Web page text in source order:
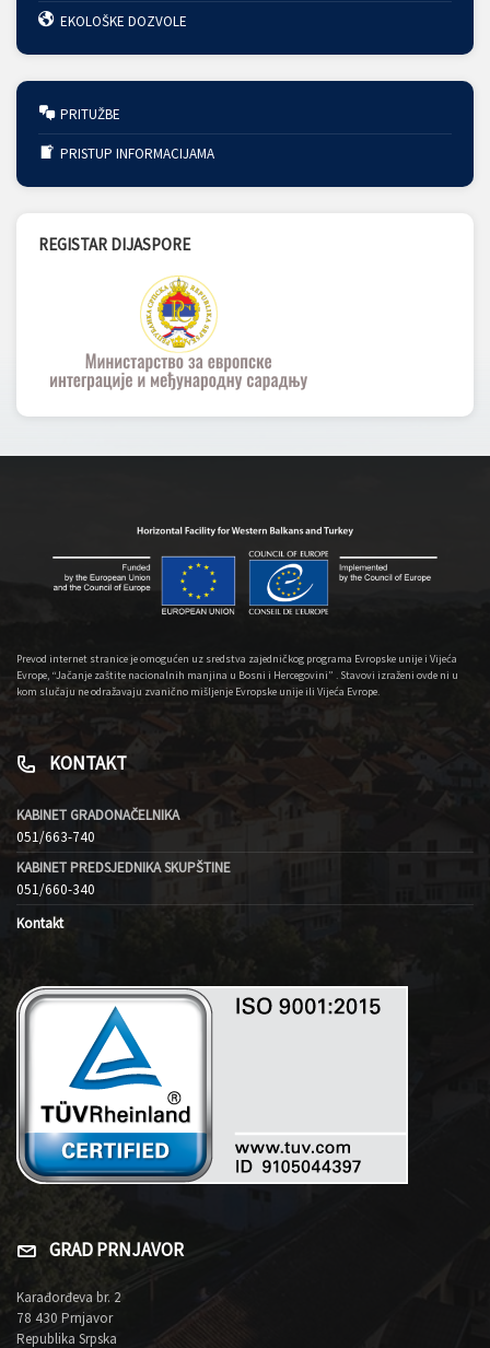
EKOLOŠKE DOZVOLE
PRITUŽBE
PRISTUP INFORMACIJAMA
REGISTAR DIJASPORE
Prevod internet stranice je omogućen uz sredstva zajedničkog programa Evropske unije i Vijeća
Evrope, “Jačanje zaštite nacionalnih manjina u Bosni i Hercegovini” . Stavovi izraženi ovde ni u
kom slučaju ne odražavaju zvanično mišljenje Evropske unije ili Vijeća Evrope.
KONTAKT
KABINET GRADONAČELNIKA
051/663-740
KABINET PREDSJEDNIKA SKUPŠTINE
051/660-340
Kontakt
GRAD PRNJAVOR
Karađorđeva br. 2
78 430 Prnjavor
Republika Srpska